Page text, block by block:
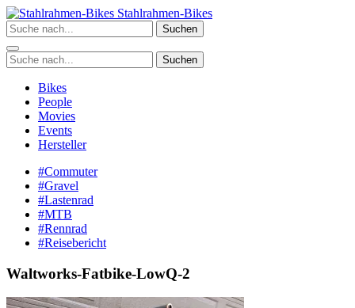
Zum
Inhalt
springen
Stahlrahmen-Bikes
Suchen
Suchen
Bikes
People
Movies
Events
Hersteller
#Commuter
#Gravel
#Lastenrad
#MTB
#Rennrad
#Reisebericht
Waltworks-Fatbike-LowQ-2